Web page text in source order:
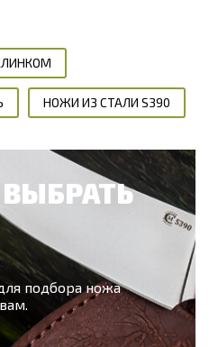
НОЖИ ИЗ СТАЛИ S390
подбора ножа